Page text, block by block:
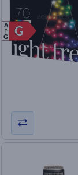
G
G
A
G